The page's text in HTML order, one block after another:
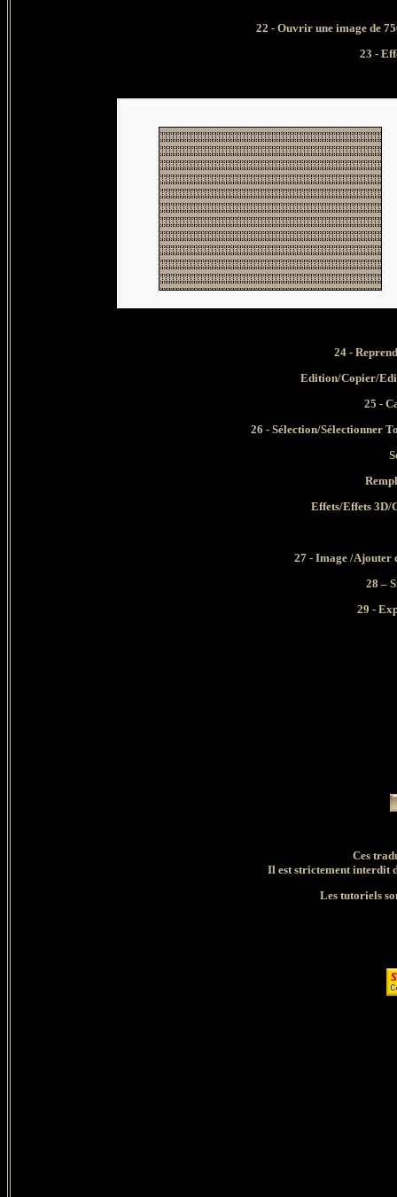
22 - Ouvrir une image de
23 -
24 -
Edition/Copier/
25 -
26 - Sélection/Sélectionner
Effets/Effets 3D/
27 - Image /Ajouter
28 –
29 -
Ces
Il est strictement interdit
Les tutoriels